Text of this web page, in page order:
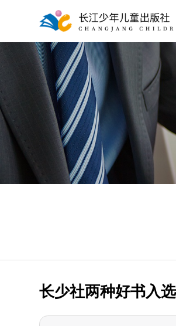
长少社两种好书入